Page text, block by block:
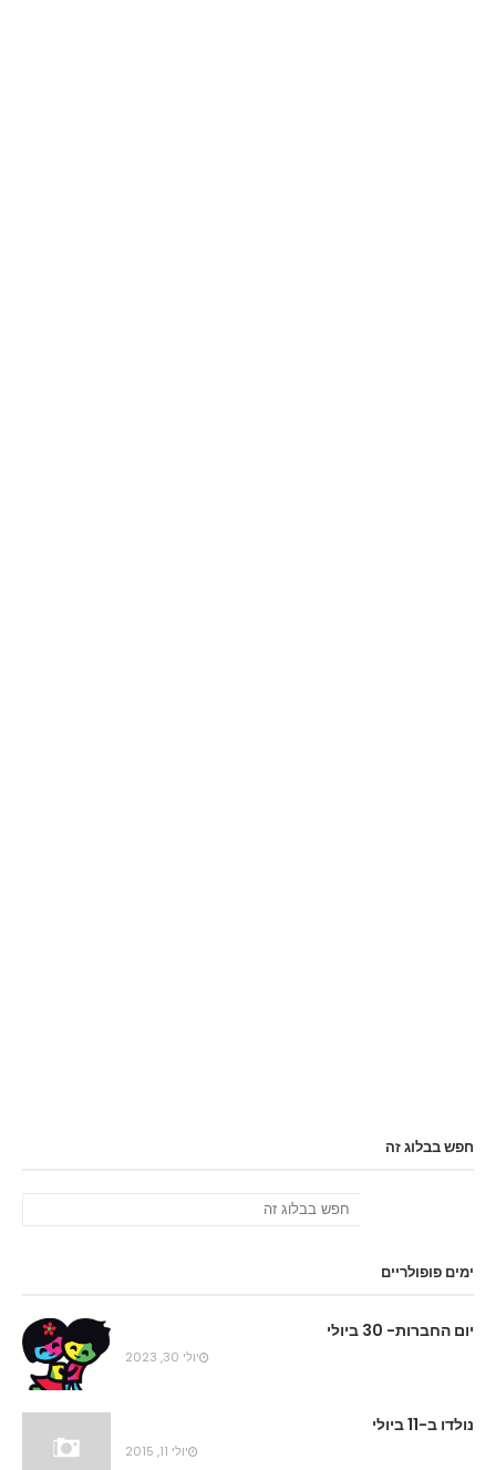
חפש בבלוג זה
ימים פופולריים
יום החברות- 30 ביולי
יולי 30, 2023
נולדו ב-11 ביולי
יולי 11, 2015